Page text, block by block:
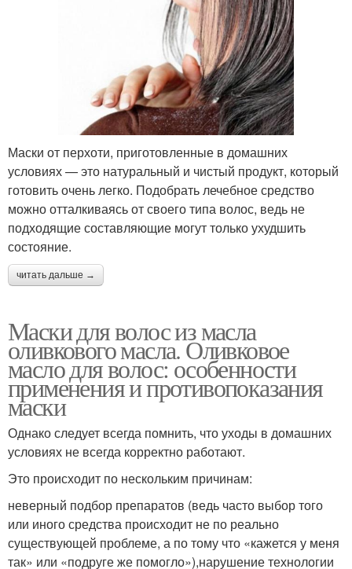
Маски от перхоти, приготовленные в домашних
условиях — это натуральный и чистый продукт, который
готовить очень легко. Подобрать лечебное средство
можно отталкиваясь от своего типа волос, ведь не
подходящие составляющие могут только ухудшить
состояние.
читать дальше →
Маски для волос из масла
оливкового масла. Оливковое
масло для волос: особенности
применения и противопоказания
маски
Однако следует всегда помнить, что уходы в домашних
условиях не всегда корректно работают.
Это происходит по нескольким причинам:
неверный подбор препаратов (ведь часто выбор того
или иного средства происходит не по реально
существующей проблеме, а по тому что «кажется у меня
так» или «подруге же помогло»),нарушение технологии